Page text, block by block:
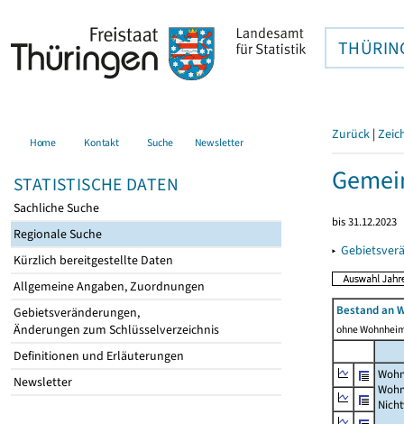
Home Kontakt Suche Newsletter
STATISTISCHE DATEN
Sachliche Suche
Regionale Suche
Kürzlich bereitgestellte Daten
Allgemeine Angaben, Zuordnungen
Gebietsveränderungen,
Änderungen zum Schlüsselverzeichnis
Definitionen und Erläuterungen
Newsletter
Zurück |
bis 31.12.2023
▸
Bestand an
ohne